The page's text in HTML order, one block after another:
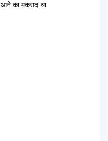
आने का मकसद था